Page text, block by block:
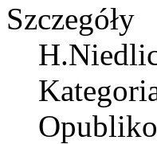
Szczegóły